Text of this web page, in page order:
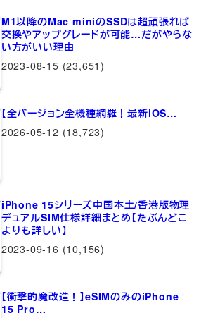
M1以降のMac miniのSSDは超頑張れば
交換やアップグレードが可能…だがやらな
い方がいい理由
2023-08-15 (23,651)
【全バージョン全機種網羅！最新iOS…
2026-05-12 (18,723)
iPhone 15シリーズ中国本土/香港版物理
デュアルSIM仕様詳細まとめ【たぶんどこ
よりも詳しい】
2023-09-16 (10,156)
【衝撃的魔改造！】eSIMのみのiPhone
15 Pro…